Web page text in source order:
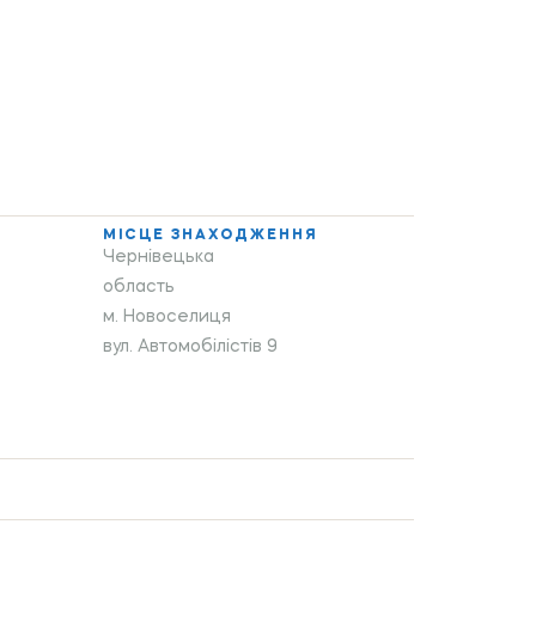
МІСЦЕ ЗНАХОДЖЕННЯ
Чернівецька
область
м. Новоселиця
вул. Автомобілістів 9